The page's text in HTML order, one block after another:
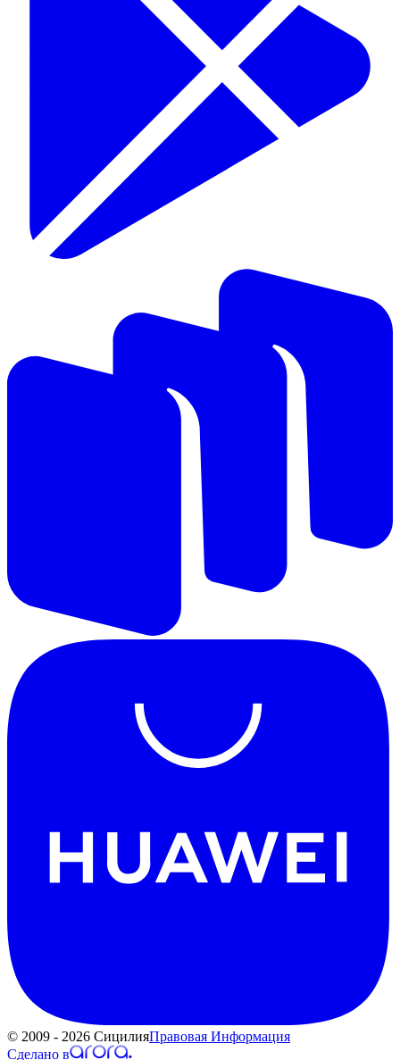
© 2009 - 2026 СицилияПравовая Информация
Сделано в